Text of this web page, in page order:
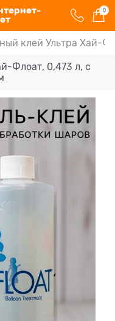
0
клей Ультра Хай-
Флоат, 0,473 л, с